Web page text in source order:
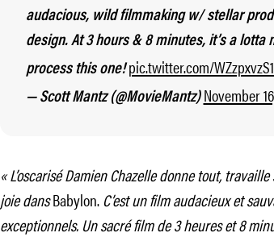
audacious, wild filmmaking w/ stellar
design. At 3 hours & 8 minutes, it’s a lotta
process this one!pic.twitter.com/
— Scott Mantz (@MovieMantz) November
« L’oscarisé Damien Chazelle donne tout,
joie dansBabylon.C’est un film audacieux et
exceptionnels. Un sacré film de 3 heures et 8